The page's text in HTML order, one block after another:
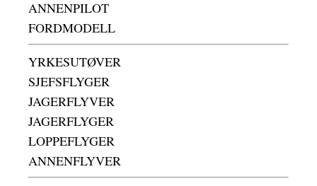
ANNENPILOT
FORDMODELL
YRKESUTØVER
SJEFSFLYGER
JAGERFLYVER
JAGERFLYGER
LOPPEFLYGER
ANNENFLYVER